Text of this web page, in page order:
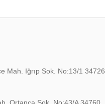
Mah. Iğrıp Sok. No:13/1 34726